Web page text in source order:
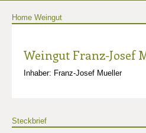
Home Weingut
Weingut Franz-Josef
Inhaber: Franz-Josef Mueller
Steckbrief